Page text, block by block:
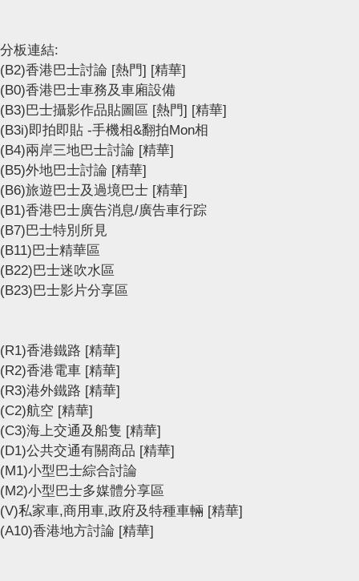
分板連結:
(B2)香港巴士討論 [熱門] [精華]
(B0)香港巴士車務及車廂設備
(B3)巴士攝影作品貼圖區 [熱門] [精華]
(B3i)即拍即貼 -手機相&翻拍Mon相
(B4)兩岸三地巴士討論 [精華]
(B5)外地巴士討論 [精華]
(B6)旅遊巴士及過境巴士 [精華]
(B1)香港巴士廣告消息/廣告車行踪
(B7)巴士特別所見
(B11)巴士精華區
(B22)巴士迷吹水區
(B23)巴士影片分享區
(R1)香港鐵路 [精華]
(R2)香港電車 [精華]
(R3)港外鐵路 [精華]
(C2)航空 [精華]
(C3)海上交通及船隻 [精華]
(D1)公共交通有關商品 [精華]
(M1)小型巴士綜合討論
(M2)小型巴士多媒體分享區
(V)私家車,商用車,政府及特種車輛 [精華]
(A10)香港地方討論 [精華]